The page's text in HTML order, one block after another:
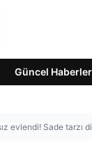
Güncel Haberler
evlendi! Sade tarzı